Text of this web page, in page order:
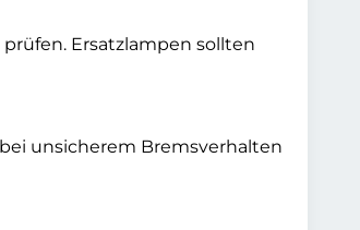
Ersatzlampen sollten
unsicherem Bremsverhalten